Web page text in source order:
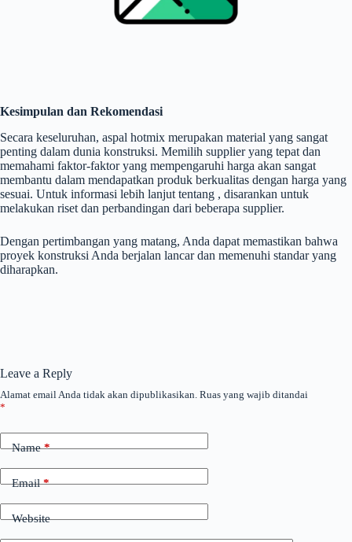
Kesimpulan dan Rekomendasi
Secara keseluruhan, aspal hotmix merupakan material yang sangat
penting dalam dunia konstruksi. Memilih supplier yang tepat dan
memahami faktor-faktor yang mempengaruhi harga akan sangat
membantu dalam mendapatkan produk berkualitas dengan harga yang
sesuai. Untuk informasi lebih lanjut tentang , disarankan untuk
melakukan riset dan perbandingan dari beberapa supplier.
Dengan pertimbangan yang matang, Anda dapat memastikan bahwa
proyek konstruksi Anda berjalan lancar dan memenuhi standar yang
diharapkan.
Leave a Reply
Alamat email Anda tidak akan dipublikasikan. Ruas yang wajib ditandai
*
Name*
Email*
Website